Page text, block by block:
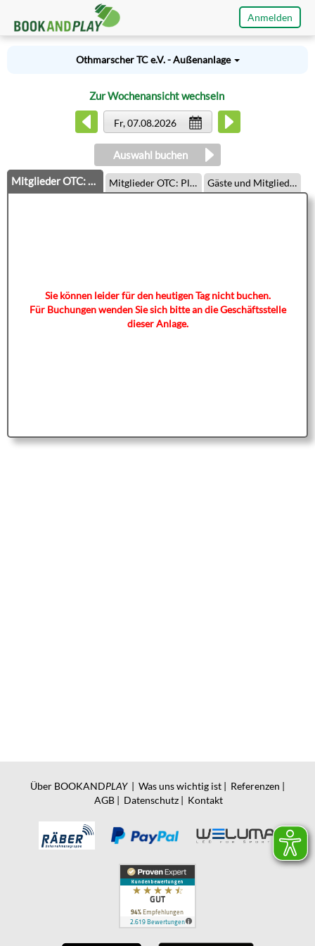
Anmelden
Othmarscher TC e.V. - Außenanlage
Zur Wochenansicht wechseln
Fr, 07.08.2026
Auswahl buchen
Mitglieder OTC: Plätze 1-3 Mitglieder OTC: Plätze 4-7 Gäste und Mitglieder
Sie können leider für den heutigen Tag nicht buchen.
Für Buchungen wenden Sie sich bitte an die Geschäftsstelle
dieser Anlage.
Über BOOKANDPLAY| Was uns wichtig ist | Referenzen |
AGB | Datenschutz | Kontakt